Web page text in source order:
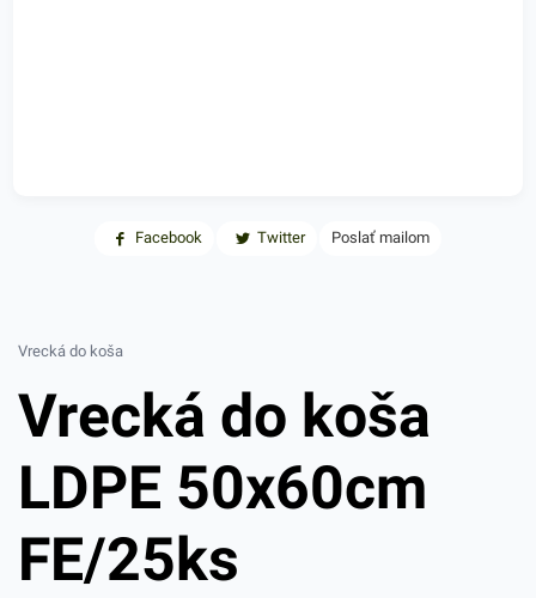
Facebook Twitter Poslať mailom
Vrecká do koša
Vrecká do koša
LDPE 50x60cm
FE/25ks